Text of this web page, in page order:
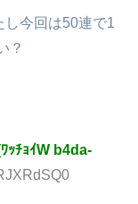
し今回は50連で1
？
ｯﾁｮｲW b4da-